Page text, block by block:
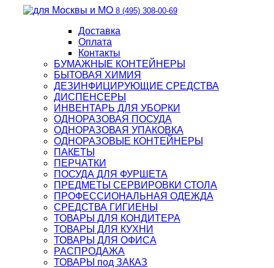
8 (495) 308-00-69
Доставка
Оплата
Контакты
БУМАЖНЫЕ КОНТЕЙНЕРЫ
БЫТОВАЯ ХИМИЯ
ДЕЗИНФИЦИРУЮЩИЕ СРЕДСТВА
ДИСПЕНСЕРЫ
ИНВЕНТАРЬ ДЛЯ УБОРКИ
ОДНОРАЗОВАЯ ПОСУДА
ОДНОРАЗОВАЯ УПАКОВКА
ОДНОРАЗОВЫЕ КОНТЕЙНЕРЫ
ПАКЕТЫ
ПЕРЧАТКИ
ПОСУДА ДЛЯ ФУРШЕТА
ПРЕДМЕТЫ СЕРВИРОВКИ СТОЛА
ПРОФЕССИОНАЛЬНАЯ ОДЕЖДА
СРЕДСТВА ГИГИЕНЫ
ТОВАРЫ ДЛЯ КОНДИТЕРА
ТОВАРЫ ДЛЯ КУХНИ
ТОВАРЫ ДЛЯ ОФИСА
РАСПРОДАЖА
ТОВАРЫ под ЗАКАЗ